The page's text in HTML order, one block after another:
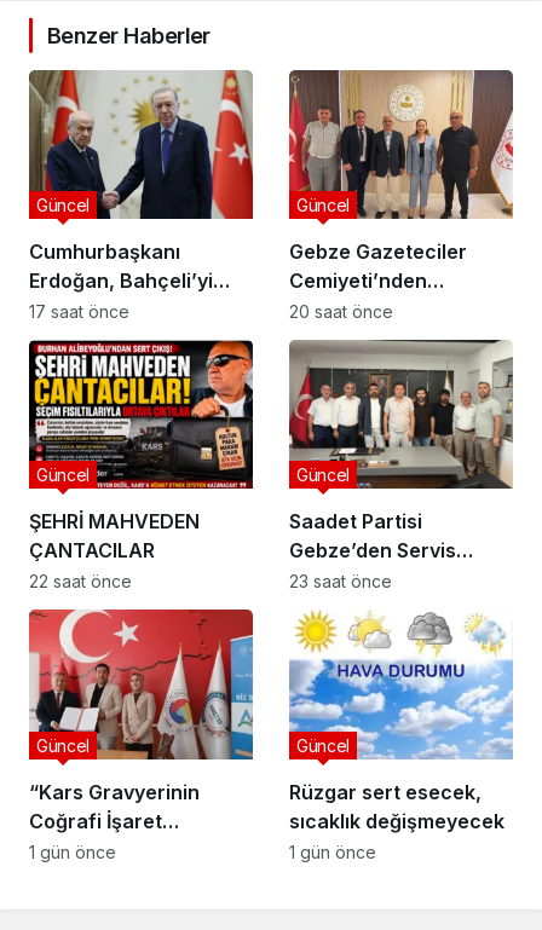
Benzer Haberler
Cumhurbaşkanı
Erdoğan, Bahçeli’yi
Külliye’de kabul etti
Güncel
17 saat önce
Gebze Gazeteciler
Cemiyeti’nden
Kaymakam Özyiğit’e
Ziyaret
Güncel
20 saat önce
ŞEHRİ MAHVEDEN
ÇANTACILAR
Güncel
22 saat önce
Saadet Partisi
Gebze’den Servis
Esnafına Destek
Ziyareti: “Sektörde
Adalet Sağlanmalı”
Güncel
23 saat önce
“Kars Gravyerinin
Coğrafi İşaret
Niteliğinin
Güncel
1 gün önce
Rüzgar sert esecek,
sıcaklık değişmeyecek
Güncel
1 gün önce